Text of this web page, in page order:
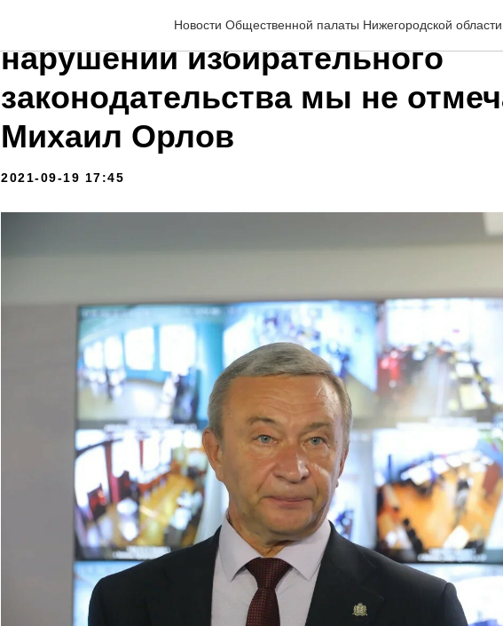
Новости Общественной палаты Нижегородской области
«На данный период
нарушений избирательного
законодательства мы не
Михаил Орлов
2021-09-19 17:45